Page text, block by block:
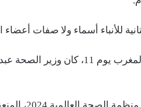
للأنباء أسماء ولا صفات أعضاء
وعند عودة ولد أييه من المغرب